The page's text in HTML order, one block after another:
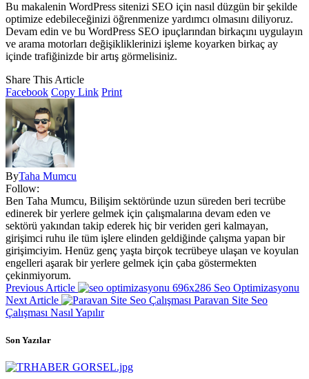
Bu makalenin WordPress sitenizi SEO için nasıl düzgün bir şekilde
optimize edebileceğinizi öğrenmenize yardımcı olmasını diliyoruz.
Devam edin ve bu WordPress SEO ipuçlarından birkaçını uygulayın
ve arama motorları değişikliklerinizi işleme koyarken birkaç ay
içinde trafiğinizde bir artış görmelisiniz.
Share This Article
Facebook Copy Link Print
ByTaha Mumcu
Follow:
Ben Taha Mumcu, Bilişim sektöründe uzun süreden beri tecrübe
edinerek bir yerlere gelmek için çalışmalarına devam eden ve
sektörü yakından takip ederek hiç bir veriden geri kalmayan,
girişimci ruhu ile tüm işlere elinden geldiğinde çalışma yapan bir
girişimciyim. Henüz genç yaşta birçok tecrübeye ulaşan ve koyulan
engelleri aşarak bir yerlere gelmek için çaba göstermekten
çekinmiyorum.
Previous Article
Seo Optimizasyonu
Next Article
Paravan Site Seo
Çalışması Nasıl Yapılır
Son Yazılar